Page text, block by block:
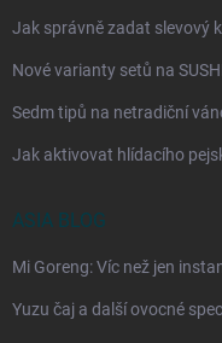
Jak správně zadat slevový
Nové varianty setů na
Sedm tipů na netradiční
Jak aktivovat hlídacího
ASIA BLOG
Mi Goreng: Víc než jen
Yuzu čaj a další ovocné